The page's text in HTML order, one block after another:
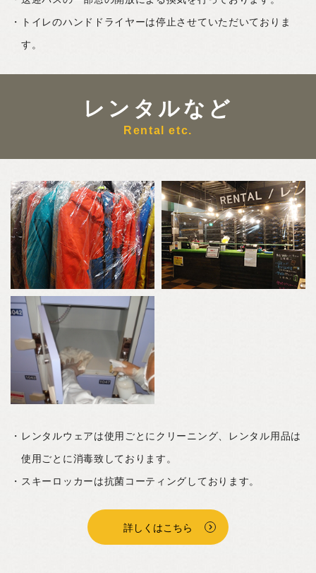
トイレのハンドドライヤーは停止させていただいておりま
す。
レンタルなど
Rental etc.
レンタルウェアは使用ごとにクリーニング、レンタル用品は
使用ごとに消毒致しております。
スキーロッカーは抗菌コーティングしております。
詳しくはこちら